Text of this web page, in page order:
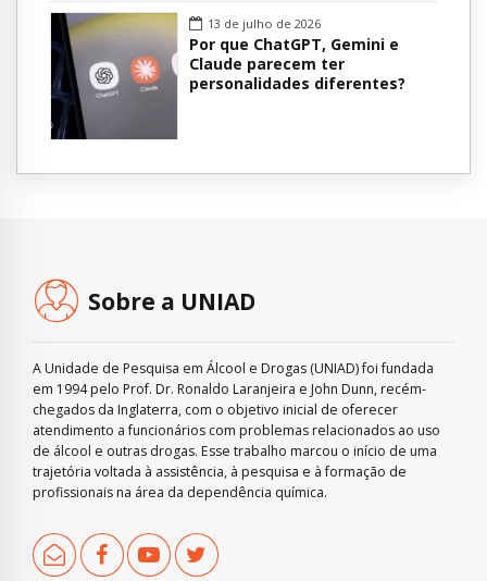
13 de julho de 2026
Por que ChatGPT, Gemini e
Claude parecem ter
personalidades diferentes?
Sobre a UNIAD
A Unidade de Pesquisa em Álcool e Drogas (UNIAD) foi fundada
em 1994 pelo Prof. Dr. Ronaldo Laranjeira e John Dunn, recém-
chegados da Inglaterra, com o objetivo inicial de oferecer
atendimento a funcionários com problemas relacionados ao uso
de álcool e outras drogas. Esse trabalho marcou o início de uma
trajetória voltada à assistência, à pesquisa e à formação de
profissionais na área da dependência química.